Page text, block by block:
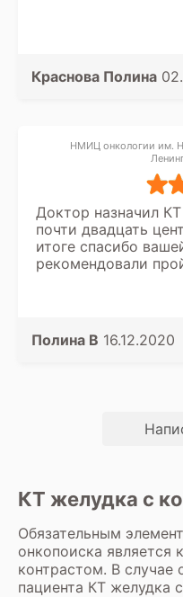
опаской, но
Краснова Полина
НМИЦ онкологии им.
Доктор назначил
почти двадцать
итоге спасибо
рекомендовали
Но зато там
Полина В 16.12.2020
КТ желудка с
Обязательным
онкопоиска является
контрастом. В случае
пациента КТ желудка